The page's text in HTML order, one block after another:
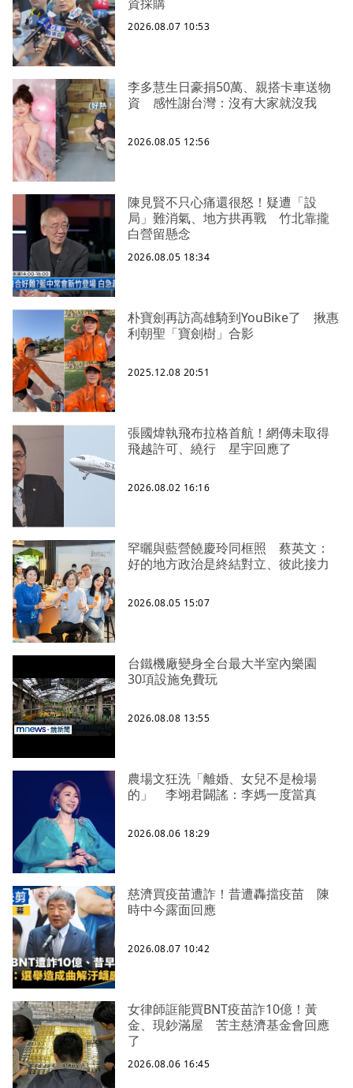
2026.08.07 10:53
李多慧生日豪捐50萬、親搭卡車送物
資 感性謝台灣：沒有大家就沒我
2026.08.05 12:56
陳見賢不只心痛還很怒！疑遭「設
局」難消氣、地方拱再戰 竹北靠攏
白營留懸念
2026.08.05 18:34
朴寶劍再訪高雄騎到YouBike了 揪惠
利朝聖「寶劍樹」合影
2025.12.08 20:51
張國煒執飛布拉格首航！網傳未取得
飛越許可、繞行 星宇回應了
2026.08.02 16:16
罕曬與藍營饒慶玲同框照 蔡英文：
好的地方政治是終結對立、彼此接力
2026.08.05 15:07
台鐵機廠變身全台最大半室內樂園
30項設施免費玩
2026.08.08 13:55
農場文狂洗「離婚、女兒不是檢場
的」 李翊君闢謠：李媽一度當真
2026.08.06 18:29
慈濟買疫苗遭詐！昔遭轟擋疫苗 陳
時中今露面回應
2026.08.07 10:42
女律師誆能買BNT疫苗詐10億！黃
金、現鈔滿屋 苦主慈濟基金會回應
了
2026.08.06 16:45